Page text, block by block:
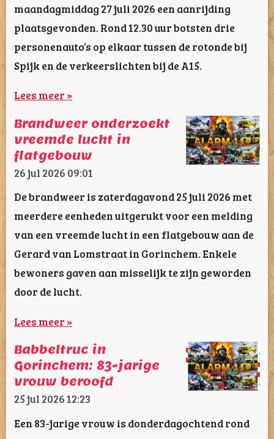
maandagmiddag 27 juli 2026 een aanrijding
plaatsgevonden. Rond 12.30 uur botsten drie
personenauto’s op elkaar tussen de rotonde bij
Spijk en de verkeerslichten bij de A15.
Lees meer »
Brandweer onderzoekt
vreemde lucht in
flatgebouw
26 jul 2026 09:01
De brandweer is zaterdagavond 25 juli 2026 met
meerdere eenheden uitgerukt voor een melding
van een vreemde lucht in een flatgebouw aan de
Gerard van Lomstraat in Gorinchem. Enkele
bewoners gaven aan misselijk te zijn geworden
door de lucht.
Lees meer »
Babbeltruc in
Gorinchem: 83-jarige
vrouw beroofd
25 jul 202612:23
Een 83-jarige vrouw is donderdagochtend rond